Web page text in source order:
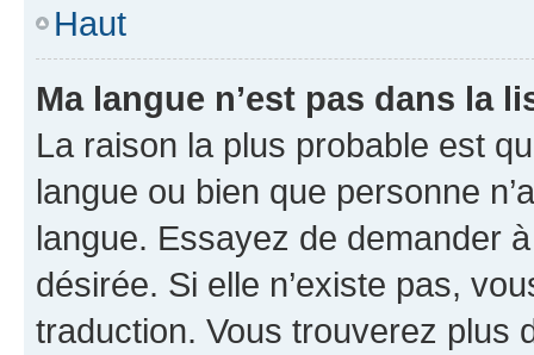
Haut
Ma langue n’est pas dans la
La raison la plus probable est
langue ou bien que personne
langue. Essayez de demander
désirée. Si elle n’existe pas,
traduction. Vous trouverez plus